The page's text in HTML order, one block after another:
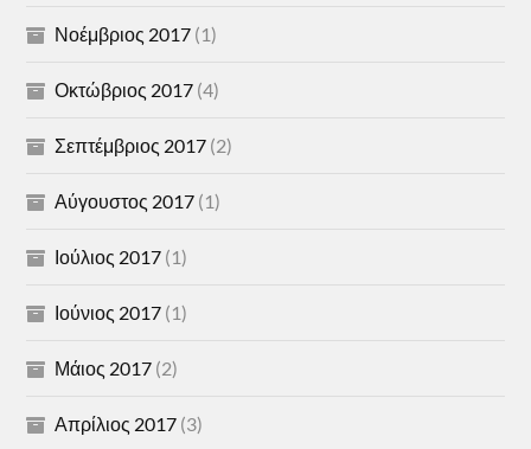
Νοέμβριος 2017 (1)
Οκτώβριος 2017 (4)
Σεπτέμβριος 2017 (2)
Αύγουστος 2017 (1)
Ιούλιος 2017 (1)
Ιούνιος 2017 (1)
Μάιος 2017 (2)
Απρίλιος 2017 (3)